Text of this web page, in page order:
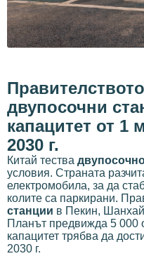
двупосочни
капацитет от 1
2030 г.
Китай тества
условия. Страната
електромобила, за да
колите са паркирани.
станции в Пекин,
Планът предвижда 5 000
капацитет трябва да
2030 г.